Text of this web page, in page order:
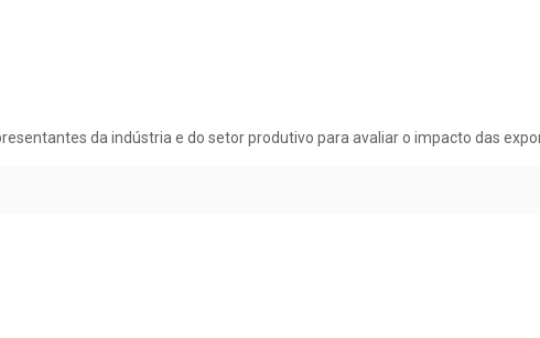
da indústria e do setor produtivo para avaliar o impacto das